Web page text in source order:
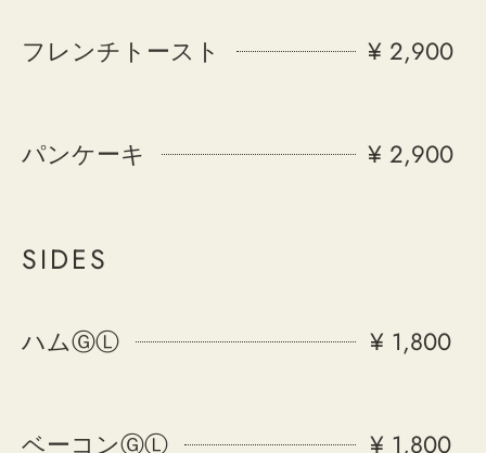
フレンチトースト ¥ 2,900
パンケーキ ¥ 2,900
SIDES
ハムⒼⓁ ¥ 1,800
ベーコンⒼⓁ ¥ 1,800